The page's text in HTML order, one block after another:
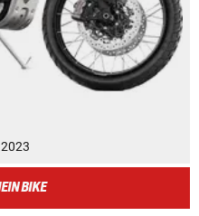
BIKE